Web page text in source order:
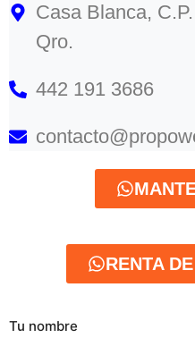
Casa Blanca,
Qro.
442 191 3686
RENTA
Tu nombre